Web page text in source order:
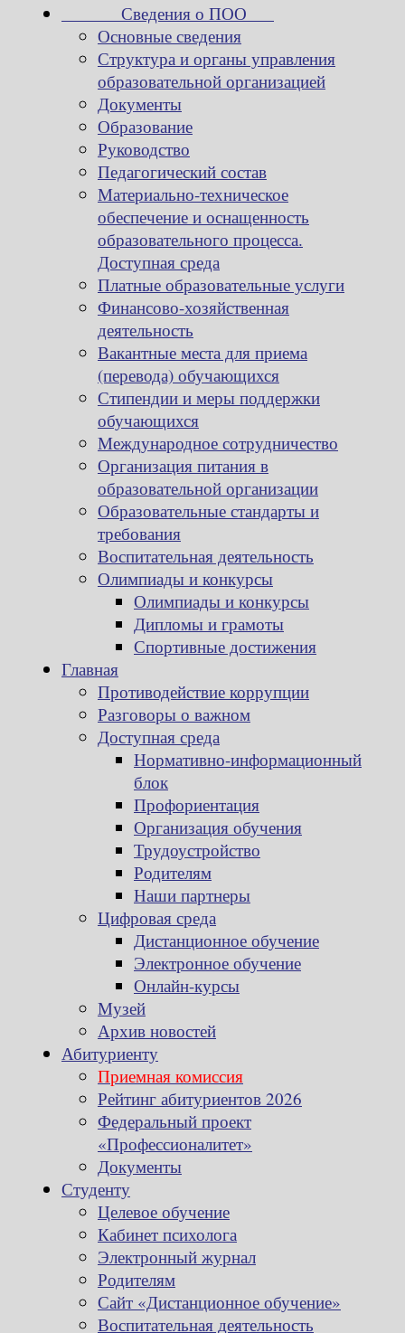
Сведения о ПОО
Основные сведения
Структура и органы управления
образовательной организацией
Документы
Образование
Руководство
Педагогический состав
Материально-техническое
обеспечение и оснащенность
образовательного процесса.
Доступная среда
Платные образовательные услуги
Финансово-хозяйственная
деятельность
Вакантные места для приема
(перевода) обучающихся
Стипендии и меры поддержки
обучающихся
Международное сотрудничество
Организация питания в
образовательной организации
Образовательные стандарты и
требования
Воспитательная деятельность
Олимпиады и конкурсы
Олимпиады и конкурсы
Дипломы и грамоты
Спортивные достижения
Главная
Противодействие коррупции
Разговоры о важном
Доступная среда
Нормативно-информационный
блок
Профориентация
Организация обучения
Трудоустройство
Родителям
Наши партнеры
Цифровая среда
Дистанционное обучение
Электронное обучение
Онлайн-курсы
Музей
Архив новостей
Абитуриенту
Приемная комиссия
Рейтинг абитуриентов 2026
Федеральный проект
«Профессионалитет»
Документы
Студенту
Целевое обучение
Кабинет психолога
Электронный журнал
Родителям
Сайт «Дистанционное обучение»
Воспитательная деятельность